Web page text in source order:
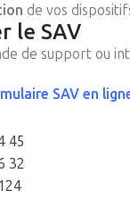
de vos
le SAV
de support ou
SAV en
45
32